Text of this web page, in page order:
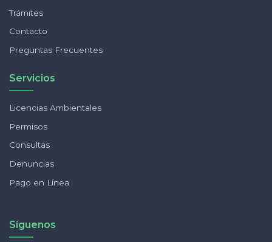
Trámites
Contacto
Preguntas Frecuentes
Servicios
Licencias Ambientales
Permisos
Consultas
Denuncias
Pago en Línea
Síguenos